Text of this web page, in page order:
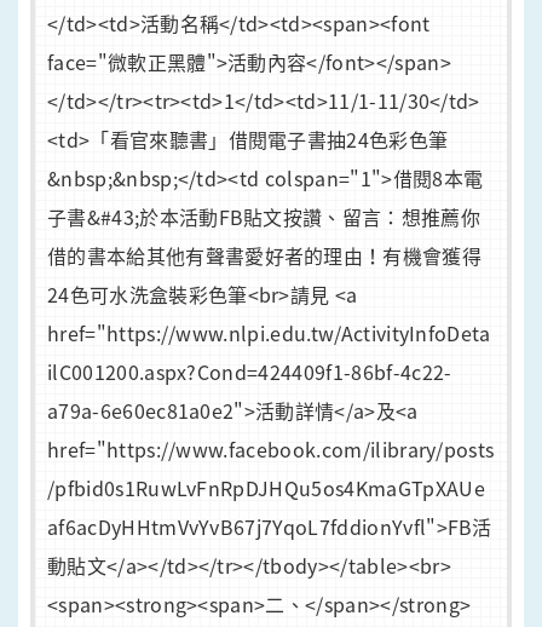
</td><td>活動名稱</td><td><span><font
face="微軟正黑體">活動內容</font></span>
</td></tr><tr><td>1</td><td>11/1-11/30</td>
<td>「看官來聽書」借閱電子書抽24色彩色筆
&nbsp;&nbsp;</td><td colspan="1">借閱8本電
子書&#43;於本活動FB貼文按讚、留言：想推薦你
借的書本給其他有聲書愛好者的理由！有機會獲得
24色可水洗盒裝彩色筆<br>請見 <a
href="https://www.nlpi.edu.tw/ActivityInfoDeta
ilC001200.aspx?Cond=424409f1-86bf-4c22-
a79a-6e60ec81a0e2">活動詳情</a>及<a
href="https://www.facebook.com/ilibrary/posts
/pfbid0s1RuwLvFnRpDJHQu5os4KmaGTpXAUe
af6acDyHHtmVvYvB67j7YqoL7fddionYvfl">FB活
動貼文</a></td></tr></tbody></table><br>
<span><strong><span>二、</span></strong>